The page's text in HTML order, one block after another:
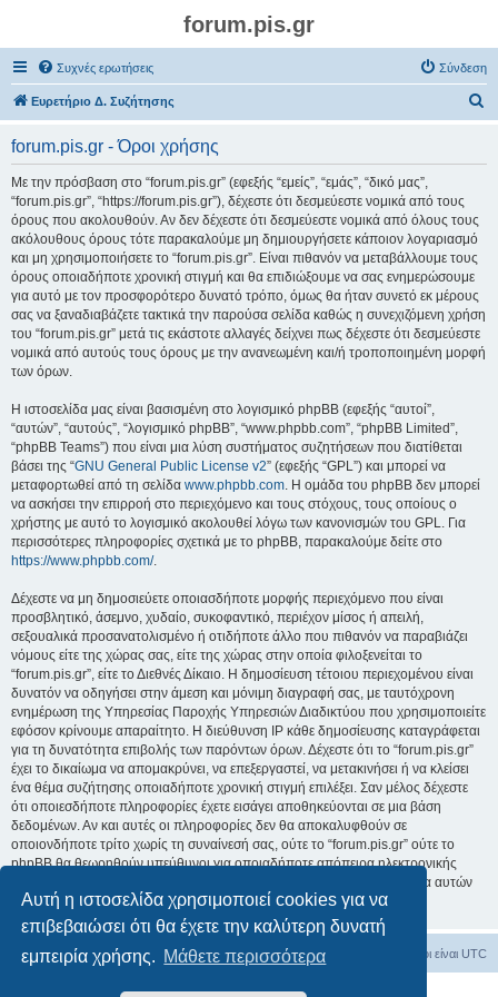
Αυτή η ιστοσελίδα χρησιμοποιεί cookies για να
επιβεβαιώσει ότι θα έχετε την καλύτερη δυνατή
εμπειρία χρήσης. Μάθετε περισσότερα
forum.pis.gr
Συχνές ερωτήσεις Σύνδεση
Ευρετήριο Δ. Συζήτησης
forum.pis.gr - Όροι χρήσης
Με την πρόσβαση στο “forum.pis.gr” (εφεξής “εμείς”, “εμάς”, “δικό μας”,
“forum.pis.gr”, “https://forum.pis.gr”), δέχεστε ότι δεσμεύεστε νομικά από τους
όρους που ακολουθούν. Αν δεν δέχεστε ότι δεσμεύεστε νομικά από όλους τους
ακόλουθους όρους τότε παρακαλούμε μη δημιουργήσετε κάποιον λογαριασμό
και μη χρησιμοποιήσετε το “forum.pis.gr”. Είναι πιθανόν να μεταβάλλουμε τους
όρους οποιαδήποτε χρονική στιγμή και θα επιδιώξουμε να σας ενημερώσουμε
για αυτό με τον προσφορότερο δυνατό τρόπο, όμως θα ήταν συνετό εκ μέρους
σας να ξαναδιαβάζετε τακτικά την παρούσα σελίδα καθώς η συνεχιζόμενη χρήση
του “forum.pis.gr” μετά τις εκάστοτε αλλαγές δείχνει πως δέχεστε ότι δεσμεύεστε
νομικά από αυτούς τους όρους με την ανανεωμένη και/ή τροποποιημένη μορφή
των όρων.
Η ιστοσελίδα μας είναι βασισμένη στο λογισμικό phpBB (εφεξής “αυτοί”,
“αυτών”, “αυτούς”, “λογισμικό phpBB”, “www.phpbb.com”, “phpBB Limited”,
“phpBB Teams”) που είναι μια λύση συστήματος συζητήσεων που διατίθεται
βάσει της “GNU General Public License v2” (εφεξής “GPL”) και μπορεί να
μεταφορτωθεί από τη σελίδα www.phpbb.com. Η ομάδα του phpBB δεν μπορεί
να ασκήσει την επιρροή στο περιεχόμενο και τους στόχους, τους οποίους ο
χρήστης με αυτό το λογισμικό ακολουθεί λόγω των κανονισμών του GPL. Για
περισσότερες πληροφορίες σχετικά με το phpBB, παρακαλούμε δείτε στο
https://www.phpbb.com/.
Δέχεστε να μη δημοσιεύετε οποιασδήποτε μορφής περιεχόμενο που είναι
προσβλητικό, άσεμνο, χυδαίο, συκοφαντικό, περιέχον μίσος ή απειλή,
σεξουαλικά προσανατολισμένο ή οτιδήποτε άλλο που πιθανόν να παραβιάζει
νόμους είτε της χώρας σας, είτε της χώρας στην οποία φιλοξενείται το
“forum.pis.gr”, είτε το Διεθνές Δίκαιο. Η δημοσίευση τέτοιου περιεχομένου είναι
δυνατόν να οδηγήσει στην άμεση και μόνιμη διαγραφή σας, με ταυτόχρονη
ενημέρωση της Υπηρεσίας Παροχής Υπηρεσιών Διαδικτύου που χρησιμοποιείτε
εφόσον κρίνουμε απαραίτητο. Η διεύθυνση IP κάθε δημοσίευσης καταγράφεται
για τη δυνατότητα επιβολής των παρόντων όρων. Δέχεστε ότι το “forum.pis.gr”
έχει το δικαίωμα να απομακρύνει, να επεξεργαστεί, να μετακινήσει ή να κλείσει
ένα θέμα συζήτησης οποιαδήποτε χρονική στιγμή επιλέξει. Σαν μέλος δέχεστε
ότι οποιεσδήποτε πληροφορίες έχετε εισάγει αποθηκεύονται σε μια βάση
δεδομένων. Αν και αυτές οι πληροφορίες δεν θα αποκαλυφθούν σε
οποιονδήποτε τρίτο χωρίς τη συναίνεσή σας, ούτε το “forum.pis.gr” ούτε το
phpBB θα θεωρηθούν υπεύθυνοι για οποιαδήποτε απόπειρα ηλεκτρονικής
εισβολής ή παραβίασης η οποία είναι δυνατόν να οδηγήσει σε απώλεια αυτών
των δεδομένων.
Ευρετήριο Δ. Συζήτησης Όλοι οι χρόνοι είναι UTC
Διαγραφή cookies
Δημιουργήθηκε απόphpBB® Forum Software © phpBB Limited